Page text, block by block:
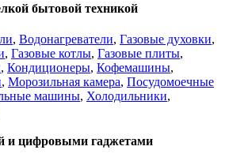
бытовой техникой
, Водонагреватели, Газовые духовки,
, Газовые котлы, Газовые плиты,
, Кондиционеры, Кофемашины,
, Морозильная камера, Посудомоечные
машины, Холодильники,
и цифровыми гаджетами